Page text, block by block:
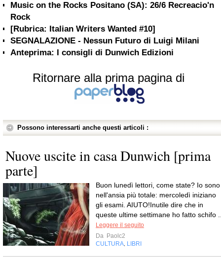
Music on the Rocks Positano (SA): 26/6 Recreacio'n
Rock
[Rubrica: Italian Writers Wanted #10]
SEGNALAZIONE - Nessun Futuro di Luigi Milani
Anteprima: I consigli di Dunwich Edizioni
Ritornare alla prima pagina di
Possono interessarti anche questi articoli :
Nuove uscite in casa Dunwich [prima
parte]
Buon lunedì lettori, come state? Io sono
nell'ansia più totale: mercoledì iniziano
gli esami. AIUTO!Inutile dire che in
queste ultime settimane ho fatto schifo
Leggere il seguito
Da Paolc2
CULTURA LIBRI